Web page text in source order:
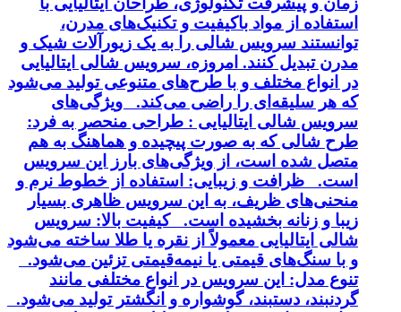
استفاده از مواد باکیفیت و تکنیک‌های مدرن،
توانستند سرویس شالی را به یک زیورآلات شیک و
مدرن تبدیل کنند. امروزه، سرویس شالی ایتالیایی
در انواع مختلف و با طرح‌های متنوعی تولید می‌شود
که هر سلیقه‌ای را راضی می‌کند. ویژگی‌های
سرویس شالی ایتالیایی : طراحی منحصر به فرد:
طرح شالی که به صورت پیچیده و هماهنگ به هم
متصل شده است، از ویژگی‌های بارز این سرویس
است. ظرافت و زیبایی: استفاده از خطوط نرم و
منحنی‌های ظریف، به این سرویس ظاهری بسیار
زیبا و زنانه بخشیده است. کیفیت بالا: سرویس
شالی ایتالیایی معمولاً از نقره یا طلا ساخته می‌شود
و با سنگ‌های قیمتی یا نیمه‌قیمتی تزئین می‌شود.
تنوع مدل: این سرویس در انواع مختلفی مانند
گردنبند، دستبند، گوشواره و انگشتر تولید می‌شود.